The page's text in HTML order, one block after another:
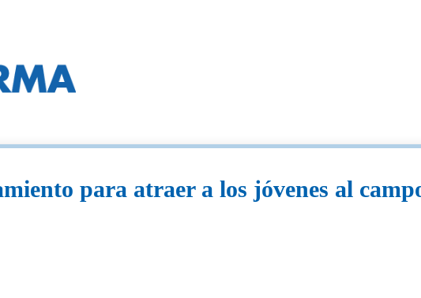
para atraer a los jóvenes al